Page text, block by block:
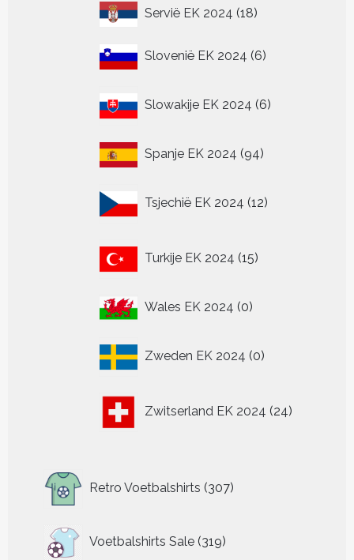
Servië EK 2024 1818
Slovenië EK 2024 66
Slowakije EK 2024 6
producten
Spanje EK 2024 9494
Tsjechië EK 2024 12
producten
Turkije EK 2024 15
producten
Wales EK 2024 00
Zweden EK 2024 0
producten
Zwitserland EK 2024 24
producten
Retro Voetbalshirts 307
producten
Voetbalshirts Sale 319
319
producten